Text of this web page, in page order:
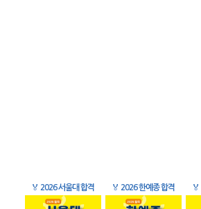
🏅 2026 서울대 합격 🏅 2026 한예종 합격 🏅